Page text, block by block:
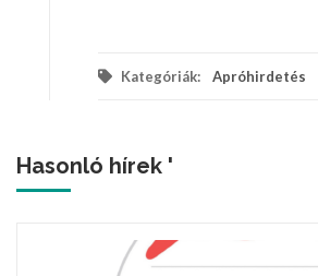
Kategóriák: Apróhirdetés
Hasonló hírek '